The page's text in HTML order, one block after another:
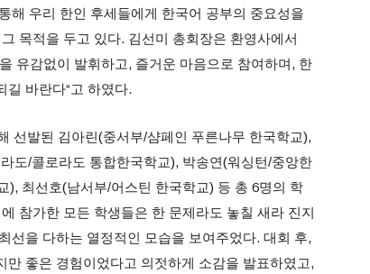
해 우리 한인 후세들에게 한국어 공부의 중요성을
목적을 두고 있다. 김선미 총회장은 환영사에서
유감없이 발휘하고, 즐거운 마음으로 참여하며, 한
길 바란다“고 하였다.
선발된 김아린(중서부/샴페인 푸른나무 한국학교),
도/콜로라도 통합한국학교), 박송연(워싱턴/중앙한
), 최선호(남서부/어스틴 한국학교) 등 총 6명의 학
참가한 모든 학생들은 한 문제라도 놓칠 새라 진지
선을 다하는 열정적인 모습을 보여주었다. 대회 후,
좋은 경험이었다고 의젓하게 소감을 발표하였고,